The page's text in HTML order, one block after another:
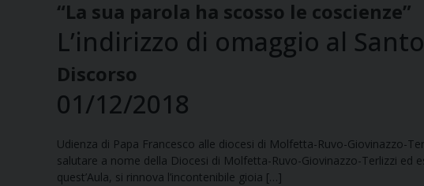
“La sua parola ha scosso le coscienze”
L’indirizzo di omaggio al
Discorso
01/12/2018
Udienza di Papa Francesco alle diocesi di Molfetta-Ruvo-Giovinazzo-
salutare a nome della Diocesi di Molfetta-Ruvo-Giovinazzo-Terlizzi ed
quest’Aula, si rinnova l’incontenibile gioia […]